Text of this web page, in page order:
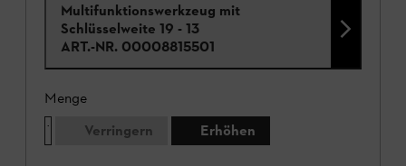
Multifunktionswerkzeug mit
Schlüsselweite 19 - 13
ART.-NR. 00008815501
Menge
Verringern
Erhöhen